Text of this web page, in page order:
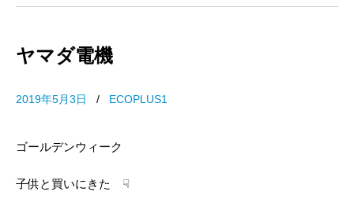
ヤマダ電機
2019年5月3日 / ECOPLUS1
ゴールデンウィーク
子供と買いにきた ☟